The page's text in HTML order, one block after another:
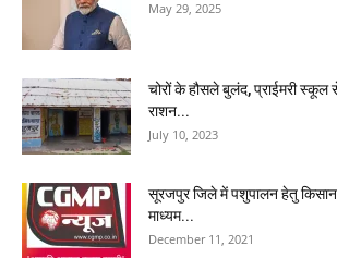
May 29, 2025
चोरों के हौसले बुलंद, प्राईमरी स्कूल
राशन...
July 10, 2023
सूरजपुर जिले में पशुपालन हेतु
माध्यम...
December 11, 2021